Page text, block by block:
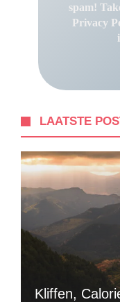
spam!
Privacy
LAATSTE
Kliffen,